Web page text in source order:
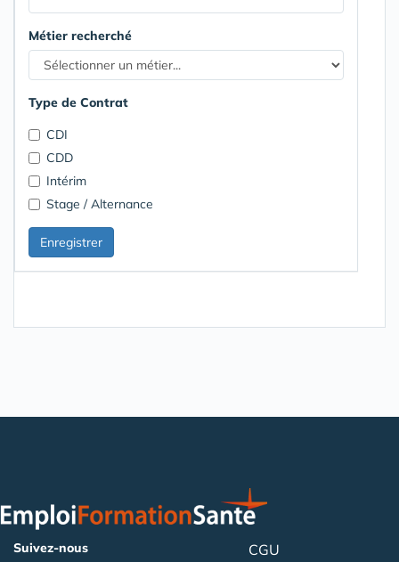
Métier recherché
Type de Contrat
CDI
CDD
Intérim
Stage / Alternance
Suivez-nous
CGU